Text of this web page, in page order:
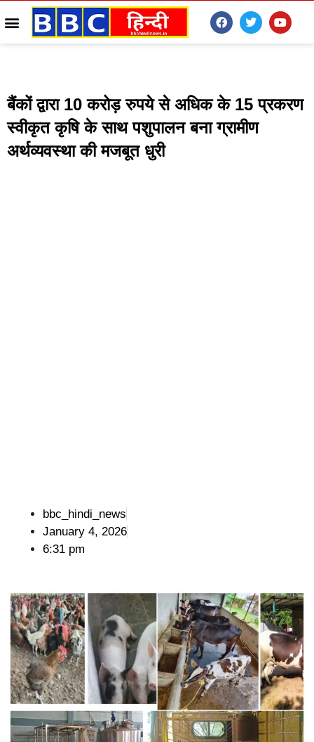
बैंकों द्वारा 10 करोड़ रुपये से अधिक के 15 प्रकरण
स्वीकृत कृषि के साथ पशुपालन बना ग्रामीण
अर्थव्यवस्था की मजबूत धुरी
bbc_hindi_news
January 4, 2026
6:31 pm